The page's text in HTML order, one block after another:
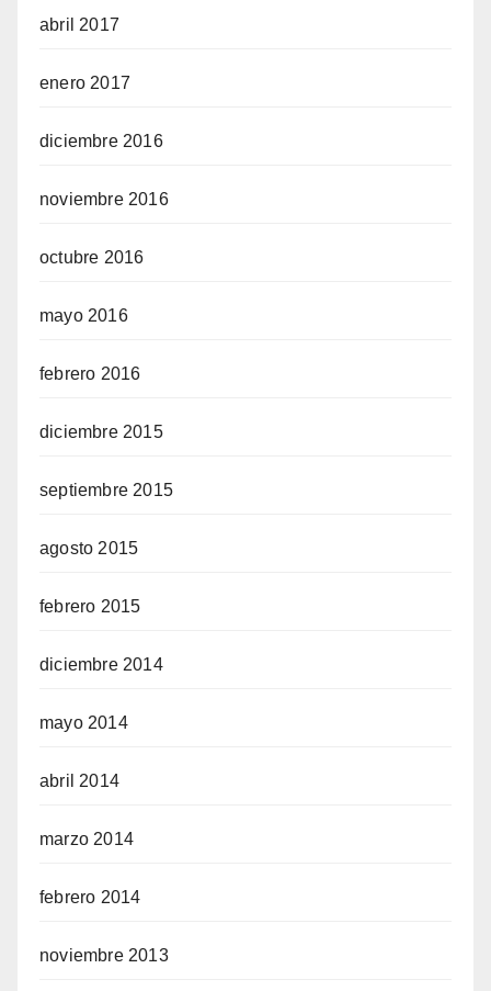
abril 2017
enero 2017
diciembre 2016
noviembre 2016
octubre 2016
mayo 2016
febrero 2016
diciembre 2015
septiembre 2015
agosto 2015
febrero 2015
diciembre 2014
mayo 2014
abril 2014
marzo 2014
febrero 2014
noviembre 2013